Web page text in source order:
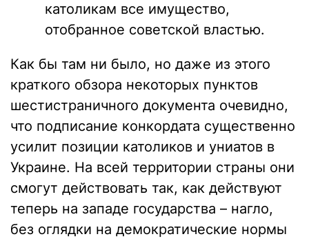
католикам все имущество,
отобранное советской властью.
Как бы там ни было, но даже из этого
краткого обзора некоторых пунктов
шестистраничного документа очевидно,
что подписание конкордата существенно
усилит позиции католиков и униатов в
Украине. На всей территории страны они
смогут действовать так, как действуют
теперь на западе государства – нагло,
без оглядки на демократические нормы